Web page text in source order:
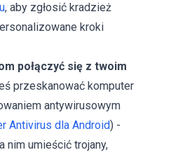
, aby zgłosić kradzież
kroki
połączyć się z twoim
przeskanować komputer
antywirusowym
Antivirus dla Android) -
nim umieścić trojany,